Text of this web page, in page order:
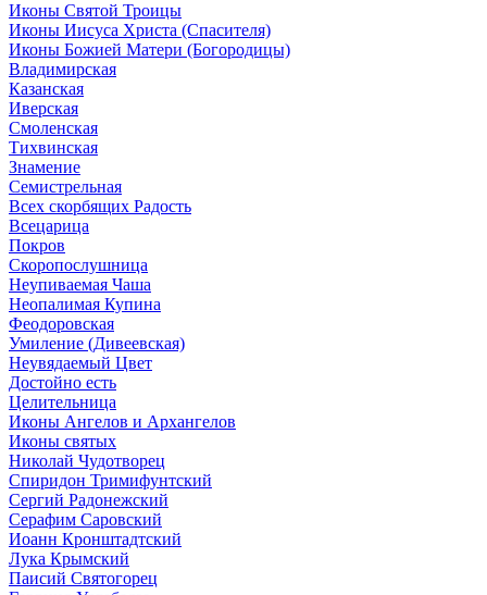
Иконы Святой Троицы
Иконы Иисуса Христа (Спасителя)
Иконы Божией Матери (Богородицы)
Владимирская
Казанская
Иверская
Смоленская
Тихвинская
Знамение
Семистрельная
Всех скорбящих Радость
Всецарица
Покров
Скоропослушница
Неупиваемая Чаша
Неопалимая Купина
Феодоровская
Умиление (Дивеевская)
Неувядаемый Цвет
Достойно есть
Целительница
Иконы Ангелов и Архангелов
Иконы святых
Николай Чудотворец
Спиридон Тримифунтский
Сергий Радонежский
Серафим Саровский
Иоанн Кронштадтский
Лука Крымский
Паисий Святогорец